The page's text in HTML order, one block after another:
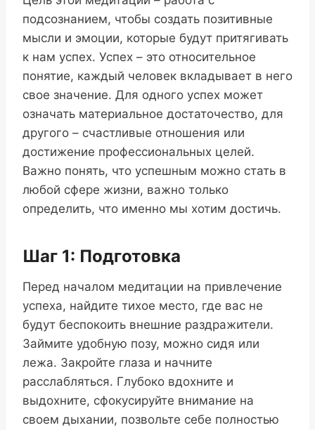
подсознанием, чтобы создать позитивные
мысли и эмоции, которые будут притягивать
к нам успех. Успех – это относительное
понятие, каждый человек вкладывает в него
свое значение. Для одного успех может
означать материальное достаточество, для
другого – счастливые отношения или
достижение профессиональных целей.
Важно понять, что успешным можно стать в
любой сфере жизни, важно только
определить, что именно мы хотим достичь.
Шаг 1: Подготовка
Перед началом медитации на привлечение
успеха, найдите тихое место, где вас не
будут беспокоить внешние раздражители.
Займите удобную позу, можно сидя или
лежа. Закройте глаза и начните
расслабляться. Глубоко вдохните и
выдохните, сфокусируйте внимание на
своем дыхании, позвольте себе полностью